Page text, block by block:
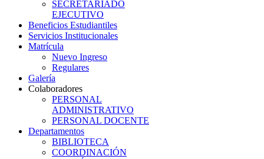
SECRETARIADO
EJECUTIVO
Beneficios Estudiantiles
Servicios Institucionales
Matrícula
Nuevo Ingreso
Regulares
Galería
Colaboradores
PERSONAL
ADMINISTRATIVO
PERSONAL DOCENTE
Departamentos
BIBLIOTECA
COORDINACIÓN